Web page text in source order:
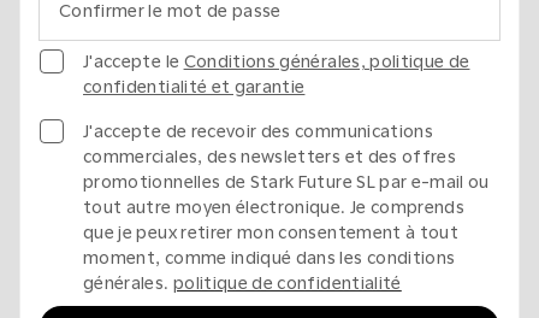
Confirmer le mot de passe
J'accepte le Conditions générales, politique de
confidentialité et garantie
J'accepte de recevoir des communications
commerciales, des newsletters et des offres
promotionnelles de Stark Future SL par e-mail ou
tout autre moyen électronique. Je comprends
que je peux retirer mon consentement à tout
moment, comme indiqué dans les conditions
générales. politique de confidentialité